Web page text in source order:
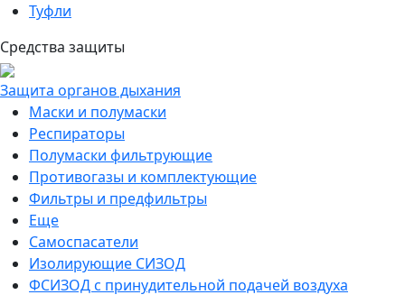
Туфли
Средства защиты
Защита органов дыхания
Маски и полумаски
Респираторы
Полумаски фильтрующие
Противогазы и комплектующие
Фильтры и предфильтры
Еще
Самоспасатели
Изолирующие СИЗОД
ФСИЗОД с принудительной подачей воздуха